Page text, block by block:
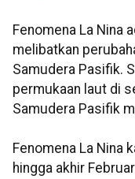
Fenomena La Nina
melibatkan
Samudera Pasifik.
permukaan laut di
Samudera Pasifik
Fenomena La Nina
hingga akhir